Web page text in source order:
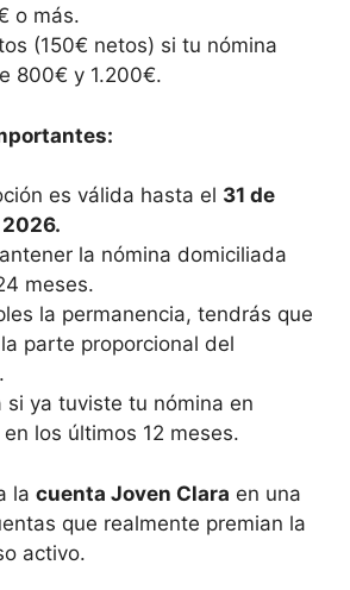
o más.
(150€ netos) si tu nómina
800€ y 1.200€.
es válida hasta el 31 de
la nómina domiciliada
meses.
la permanencia, tendrás que
parte proporcional del
si ya tuviste tu nómina en
los últimos 12 meses.
la cuenta Joven Clara en una
que realmente premian la
activo.